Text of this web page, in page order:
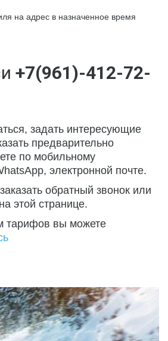
на адрес в назначенное время
+7(961)-412-72-
задать интересующие
предварительно
по мобильному
электронной почте.
обратный звонок или
этой странице.
тарифов вы можете